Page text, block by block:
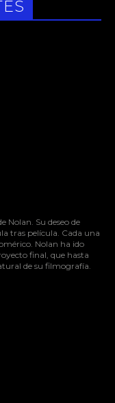
Nolan. Su deseo de
tras película. Cada una
Nolan ha ido
final, que hasta
de su filmografía.